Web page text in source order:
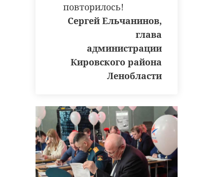
повторилось!
Сергей Ельчанинов,
глава
администрации
Кировского района
Ленобласти